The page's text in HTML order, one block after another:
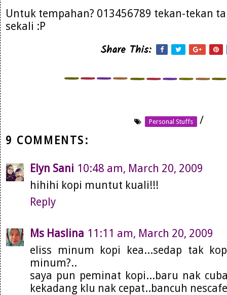
Untuk tempahan? 013456789 tekan-tekan
sekali :P
Share This:
Personal Stuffs
/
9 COMMENTS:
Elyn Sani 10:48 am, March 20, 2009
hihihi kopi muntut kuali!!!
Reply
Ms Haslina 11:11 am, March 20, 2009
eliss minum kopi kea...sedap tak
minum?..
saya pun peminat kopi...baru nak
kekadang klu nak cepat..bancuh